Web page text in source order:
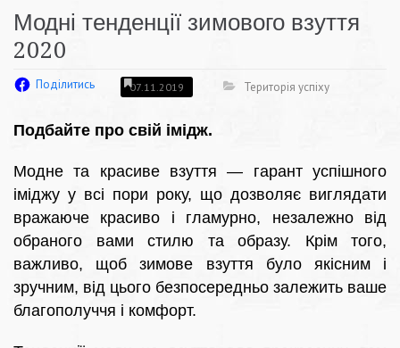
Модні тенденції зимового взуття
2020
Поділитись 07.11.2019 Територія успіху
Подбайте про свій імідж.
Модне та красиве взуття — гарант успішного
іміджу у всі пори року, що дозволяє виглядати
вражаюче красиво і гламурно, незалежно від
обраного вами стилю та образу. Крім того,
важливо, щоб зимове взуття було якісним і
зручним, від цього безпосередньо залежить ваше
благополуччя і комфорт.